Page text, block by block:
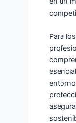
Para